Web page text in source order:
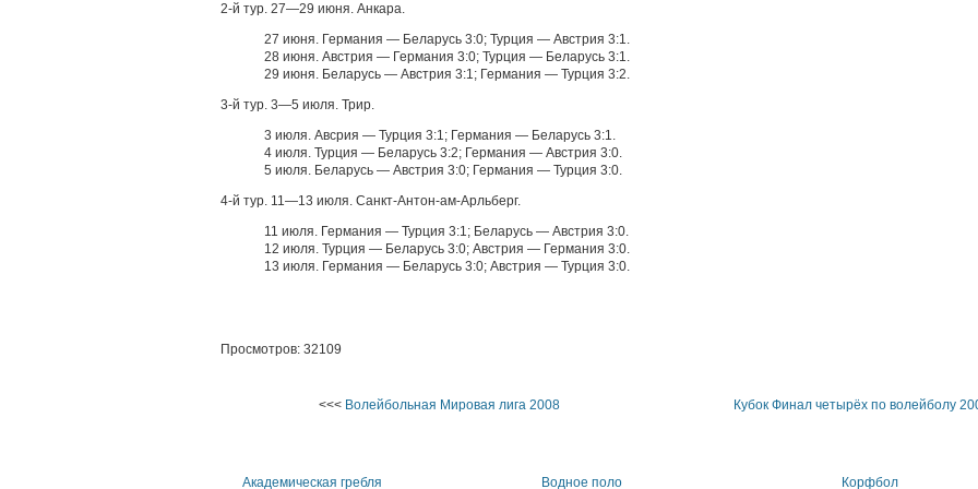
2-й тур. 27—29 июня. Анкара.
27 июня. Германия — Беларусь 3:0; Турция — Австрия 3:1.
28 июня. Австрия — Германия 3:0; Турция — Беларусь 3:1.
29 июня. Беларусь — Австрия 3:1; Германия — Турция 3:2.
3-й тур. 3—5 июля. Трир.
3 июля. Авсрия — Турция 3:1; Германия — Беларусь 3:1.
4 июля. Турция — Беларусь 3:2; Германия — Австрия 3:0.
5 июля. Беларусь — Австрия 3:0; Германия — Турция 3:0.
4-й тур. 11—13 июля. Санкт-Антон-ам-Арльберг.
11 июля. Германия — Турция 3:1; Беларусь — Австрия 3:0.
12 июля. Турция — Беларусь 3:0; Австрия — Германия 3:0.
13 июля. Германия — Беларусь 3:0; Австрия — Турция 3:0.
Просмотров: 32109
<<< Волейбольная Мировая лига 2008 Кубок Финал четырёх по волейболу
Академическая гребля Водное поло Корфбол